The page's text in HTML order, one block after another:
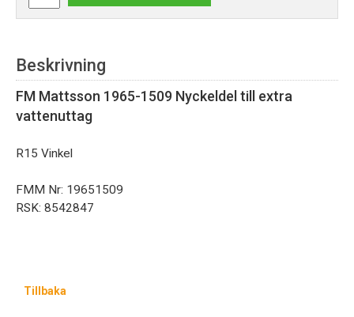
Beskrivning
FM Mattsson 1965-1509 Nyckeldeltill extra
vattenuttag
R15 Vinkel
FMM Nr: 19651509
RSK: 8542847
Tillbaka